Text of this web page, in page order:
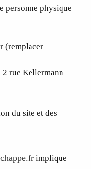
personne physique
(remplacer
2 rue Kellermann –
du site et des
implique